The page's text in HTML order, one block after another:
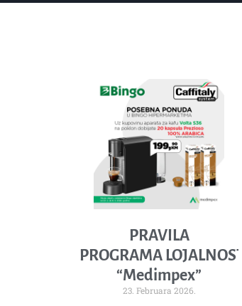
PRAVILA
PROGRAMA LOJALNOSTI
“Medimpex”
23. Februara 2026.